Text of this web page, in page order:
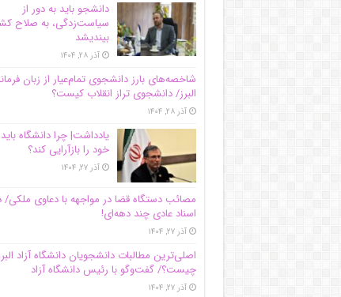
دانشجو باید به دور از
سیاست‌زدگی، به صلاح
بیندیشد
آذر ۲۸, ۱۴۰۴
شاخصه‌های بارز دانشجوی تمام‌عیار از زبان
البرز/ دانشجوی تراز انقلاب کیست؟
آذر ۲۸, ۱۴۰۴
یادداشت| چرا دانشگاه
خود را بازآرایی کند؟
آذر ۲۷, ۱۴۰۴
مصائب دستگاه قضا در مواجهه با دعاوی ملکی/
اسناد عادی چند‌ دهه‌ای!
آذر ۲۷, ۱۴۰۴
اصلی‌ترین مطالبات دانشجویان دانشگاه آزاد
چیست؟/ گفت‌وگو با رئیس دانشگاه آز‌اد
آذر ۲۷, ۱۴۰۴